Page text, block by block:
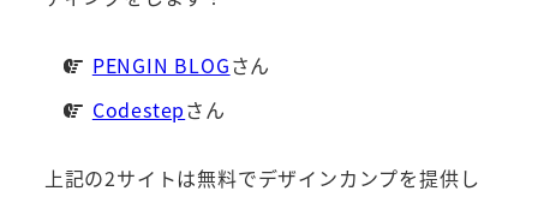
PENGIN BLOGさん
Codestepさん
上記の2サイトは無料でデザインカンプを提供し